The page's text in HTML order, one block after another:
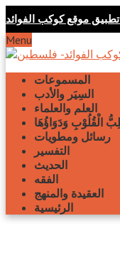
موقع كوكب الفوائد
Menu
المسموعات
السِيَر والأدب
العلم والعلماء
الْقُلُوْبِ وَدَوَاؤُهَا
رسائل ومطويات
التفسير
الحديث
الفقه
العقيدة والمنهج
الرئيسية